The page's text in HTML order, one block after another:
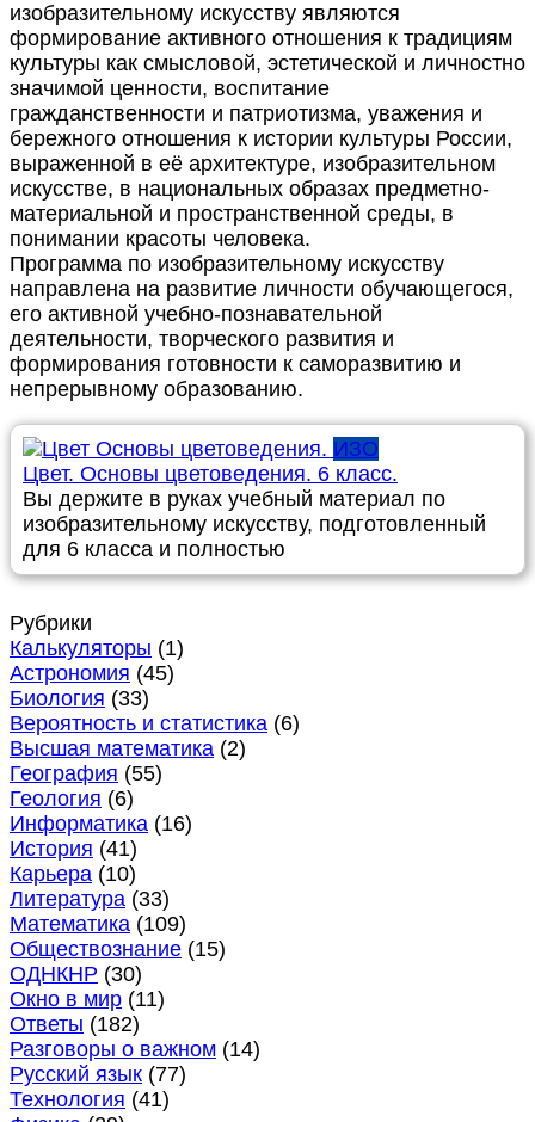
изобразительному искусству являются
формирование активного отношения к традициям
культуры как смысловой, эстетической и личностно
значимой ценности, воспитание
гражданственности и патриотизма, уважения и
бережного отношения к истории культуры России,
выраженной в её архитектуре, изобразительном
искусстве, в национальных образах предметно-
материальной и пространственной среды, в
понимании красоты человека.
Программа по изобразительному искусству
направлена на развитие личности обучающегося,
его активной учебно-познавательной
деятельности, творческого развития и
формирования готовности к саморазвитию и
непрерывному образованию.
ИЗО
Цвет. Основы цветоведения. 6 класс.
Вы держите в руках учебный материал по
изобразительному искусству, подготовленный
для 6 класса и полностью
Рубрики
Калькуляторы (1)
Астрономия (45)
Биология (33)
Вероятность и статистика (6)
Высшая математика (2)
География (55)
Геология (6)
Информатика (16)
История (41)
Карьера (10)
Литература (33)
Математика (109)
Обществознание (15)
ОДНКНР (30)
Окно в мир (11)
Ответы (182)
Разговоры о важном (14)
Русский язык (77)
Технология (41)